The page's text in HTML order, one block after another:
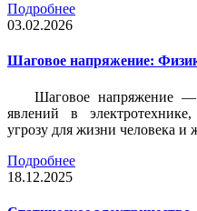
Подробнее
03.02.2026
Шаговое напряжение:
Шаговое напряжение
явлений в
угрозу для жизни человека и
Подробнее
18.12.2025